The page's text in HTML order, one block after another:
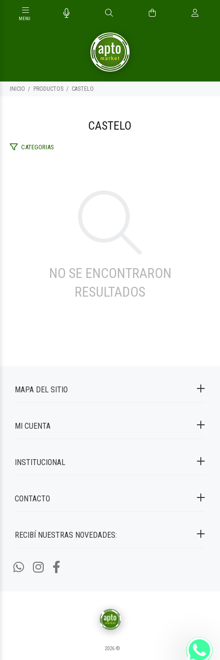
INICIO PRODUCTOS CASTELO
CASTELO
CATEGORIAS
NO SE ENCONTRARON
RESULTADOS
RECIBÍ NUESTRAS NOVEDADES:
MAPA DEL SITIO
MI CUENTA
INSTITUCIONAL
CONTACTO
2026 ©